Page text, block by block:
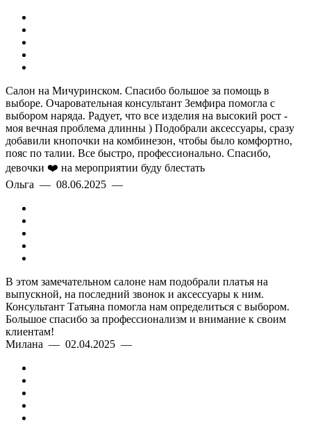
Салон на Мичуринском. Спасибо большое за помощь в
выборе. Очаровательная консультант Земфира помогла с
выбором наряда. Радует, что все изделия на высокий рост -
моя вечная проблема длинны ) Подобрали аксессуары, сразу
добавили кнопочки на комбинезон, чтобы было комфортно,
пояс по талии. Все быстро, профессионально. Спасибо,
девочки ❤️ на мероприятии буду блестать
Ольга — 08.06.2025 —
В этом замечательном салоне нам подобрали платья на
выпускной, на последний звонок и аксессуары к ним.
Консультант Татьяна помогла нам определиться с выбором.
Большое спасибо за профессионализм и внимание к своим
клиентам!
Милана — 02.04.2025 —